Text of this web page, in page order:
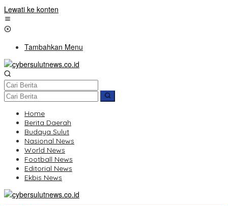
Lewati ke konten
Tambahkan Menu
Home
Berita Daerah
Budaya Sulut
Nasional News
World News
Football News
Editorial News
Ekbis News